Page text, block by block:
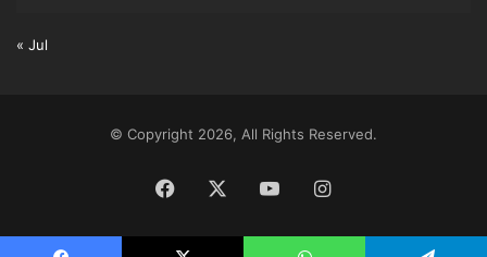
« Jul
© Copyright 2026, All Rights Reserved.
Facebook YouTubeInstagram